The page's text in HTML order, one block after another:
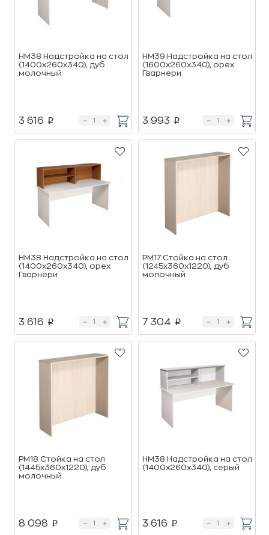
НМ38 Надстройка на стол
(1400х260х340), дуб
молочный
3 616 p
НМ39 Надстройка на стол
(1600х260х340), орех
Гварнери
3 993 p
НМ38 Надстройка на стол
(1400х260х340), орех
Гварнери
3 616 p
РМ17 Стойка на стол
(1245х360х1220), дуб
молочный
7 304 p
РМ18 Стойка на стол
(1445х360х1220), дуб
молочный
8 098 p
НМ38 Надстройка на стол
(1400х260х340), cерый
3 616 p